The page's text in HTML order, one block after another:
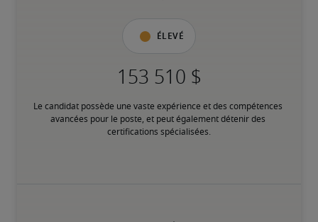
Élevé
Le candidat possède une vaste expérience et des compétences
avancées pour le poste, et peut également détenir des
certifications spécialisées.